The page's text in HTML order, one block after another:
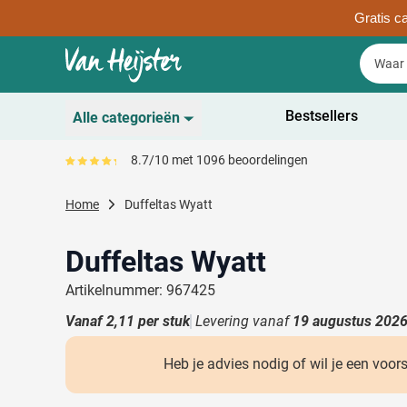
Gratis
Ga naar de inhoud Zoek
Zoek
Alle categorieën
Duurzaam
Kantoorartikelen
Toon submenu voor
Tassen
Toon submenu voor
Toon submenu voor
Bestsellers
Gemiddeld reviewpercentage is 87
8.7/10 met 1096 beoordelingen
Home Duffeltas Wyatt
Duffeltas Wyatt
Artikelnummer: 967425
Vanaf2,11 per stuk Levering vanaf 19 augustus 2026
Heb je advies nodig of wil je een